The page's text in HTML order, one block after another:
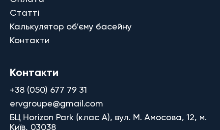
Статті
Калькулятор об’єму басейну
Контакти
Контакти
+38 (050) 677 79 31
ervgroupe@gmail.com
БЦ Horizon Park (клас A), вул. М. Амосова, 12, м.
Київ, 03038